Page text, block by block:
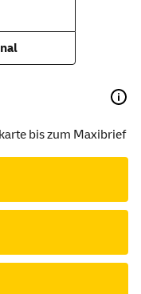
bis zum Maxibrief